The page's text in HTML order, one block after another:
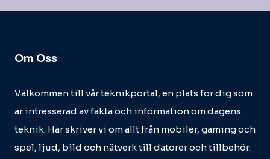
Om Oss
Välkommen till vår teknikportal, en plats för dig som
är intresserad av fakta och information om dagens
teknik. Här skriver vi om allt från mobiler, gaming och
spel, ljud, bild och nätverk till datorer och tillbehör.